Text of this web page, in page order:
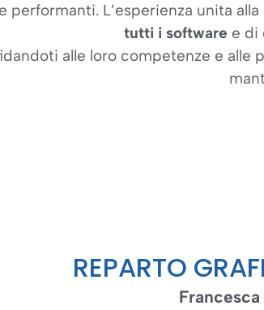
performanti. L’esperienza unita
tutti i software e di
alle loro competenze e alle
REPARTO